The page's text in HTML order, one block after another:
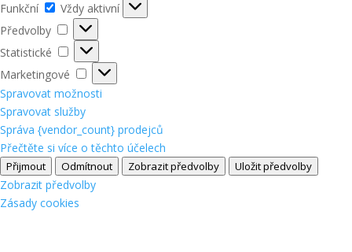
Funkční
Funkční
Vždy aktivní
Předvolby
Předvolby
Statistické
Statistické
Marketingové
Marketingové
Spravovat možnosti
Spravovat služby
Správa {vendor_count} prodejců
Přečtěte si více o těchto účelech
Přijmout Odmítnout Zobrazit předvolby Uložit předvolby
Zobrazit předvolby
Zásady cookies